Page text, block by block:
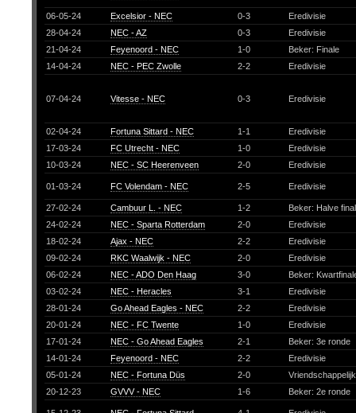
06-05-24 Excelsior - NEC 0-3
Eredivisie
28-04-24
NEC - AZ 0-3
Eredivisie
21-04-24
Feyenoord - NEC 1-0
Beker: Finale
14-04-24
NEC - PEC Zwolle 2-2 Eredivisie
07-04-24 Vitesse - NEC 0-3 Eredivisie
02-04-24 Fortuna Sittard - NEC 1-1
Eredivisie
17-03-24
FC Utrecht - NEC 1-0
Eredivisie
10-03-24
NEC - SC Heerenveen 2-0 Eredivisie
01-03-24 FC Volendam - NEC 2-5 Eredivisie
27-02-24 Cambuur L. - NEC 1-2
Beker: Halve
24-02-24
NEC - Sparta Rotterdam 2-0
Eredivisie
18-02-24
Ajax - NEC 2-2
Eredivisie
09-02-24
RKC Waalwijk - NEC 2-0
Eredivisie
06-02-24
NEC - ADO Den Haag 3-0
Beker:
03-02-24
NEC - Heracles 3-1
Eredivisie
28-01-24
Go Ahead Eagles - NEC 2-2
Eredivisie
20-01-24
NEC - FC Twente 1-0
Eredivisie
17-01-24
NEC - Go Ahead Eagles 2-1
Beker: 3e ronde
14-01-24
Feyenoord - NEC 2-2
Eredivisie
05-01-24
NEC - Fortuna Düs 2-0
20-12-23
GVVV - NEC 1-6 Beker: 2e ronde